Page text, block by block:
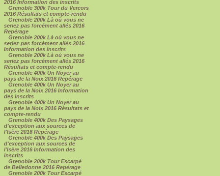
2016 Information des inscrits
Grenoble 300k Tour du Vercors
2016 Résultats et compte-rendu
Grenoble 200k Là où vous ne
seriez pas forcément allés 2016
Repérage
Grenoble 200k Là où vous ne
seriez pas forcément allés 2016
Information des inscrits
Grenoble 200k Là où vous ne
seriez pas forcément allés 2016
Résultats et compte-rendu
Grenoble 400k Un Noyer au
pays de la Noix 2016 Repérage
Grenoble 400k Un Noyer au
pays de la Noix 2016 Information
des inscrits
Grenoble 400k Un Noyer au
pays de la Noix 2016 Résultats et
compte-rendu
Grenoble 400k Des Paysages
d'exception aux sources de
l'Isère 2016 Repérage
Grenoble 400k Des Paysages
d'exception aux sources de
l'Isère 2016 Information des
inscrits
Grenoble 200k Tour Escarpé
de Belledonne 2016 Repérage
Grenoble 200k Tour Escarpé